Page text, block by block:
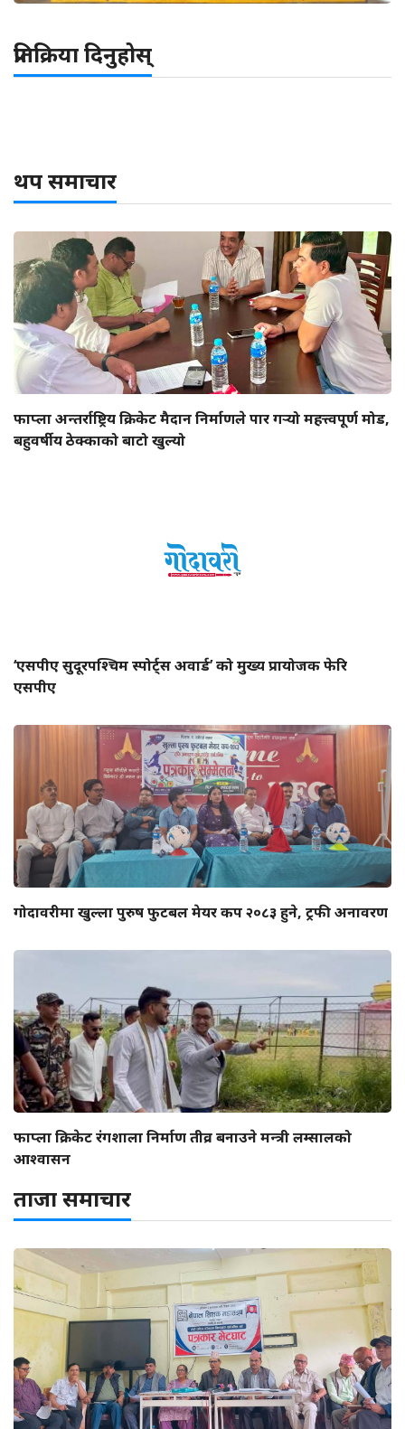
प्रतिक्रिया दिनुहोस्
थप समाचार
फाप्ला अन्तर्राष्ट्रिय क्रिकेट मैदान निर्माणले पार गर्‍यो महत्त्वपूर्ण मोड,
बहुवर्षीय ठेक्काको बाटो खुल्यो
‘एसपीए सुदूरपश्चिम स्पोर्ट्स अवार्ड’ को मुख्य प्रायोजक फेरि
एसपीए
गोदावरीमा खुल्ला पुरुष फुटबल मेयर कप २०८३ हुने, ट्रफी अनावरण
फाप्ला क्रिकेट रंगशाला निर्माण तीव्र बनाउने मन्त्री लम्सालको
आश्वासन
ताजा समाचार